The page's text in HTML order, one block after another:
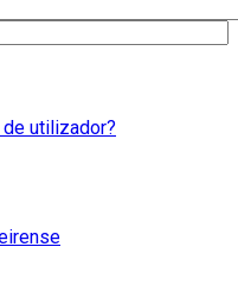
utilizador?